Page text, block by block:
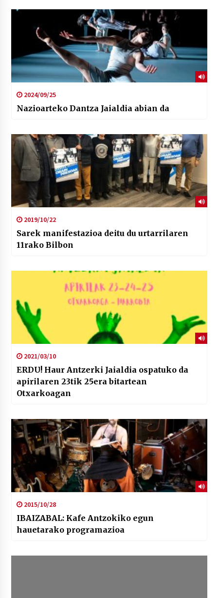
2024/09/25
Nazioarteko Dantza Jaialdia abian da
2019/10/22
Sarek manifestazioa deitu du urtarrilaren
11rako Bilbon
2021/03/10
ERDU! Haur Antzerki Jaialdia ospatuko da
apirilaren 23tik 25era bitartean
Otxarkoagan
2015/10/28
IBAIZABAL: Kafe Antzokiko egun
hauetarako programazioa